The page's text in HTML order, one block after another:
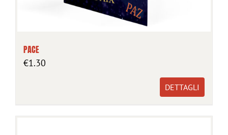
PACE
€1.30
DETTAGLI